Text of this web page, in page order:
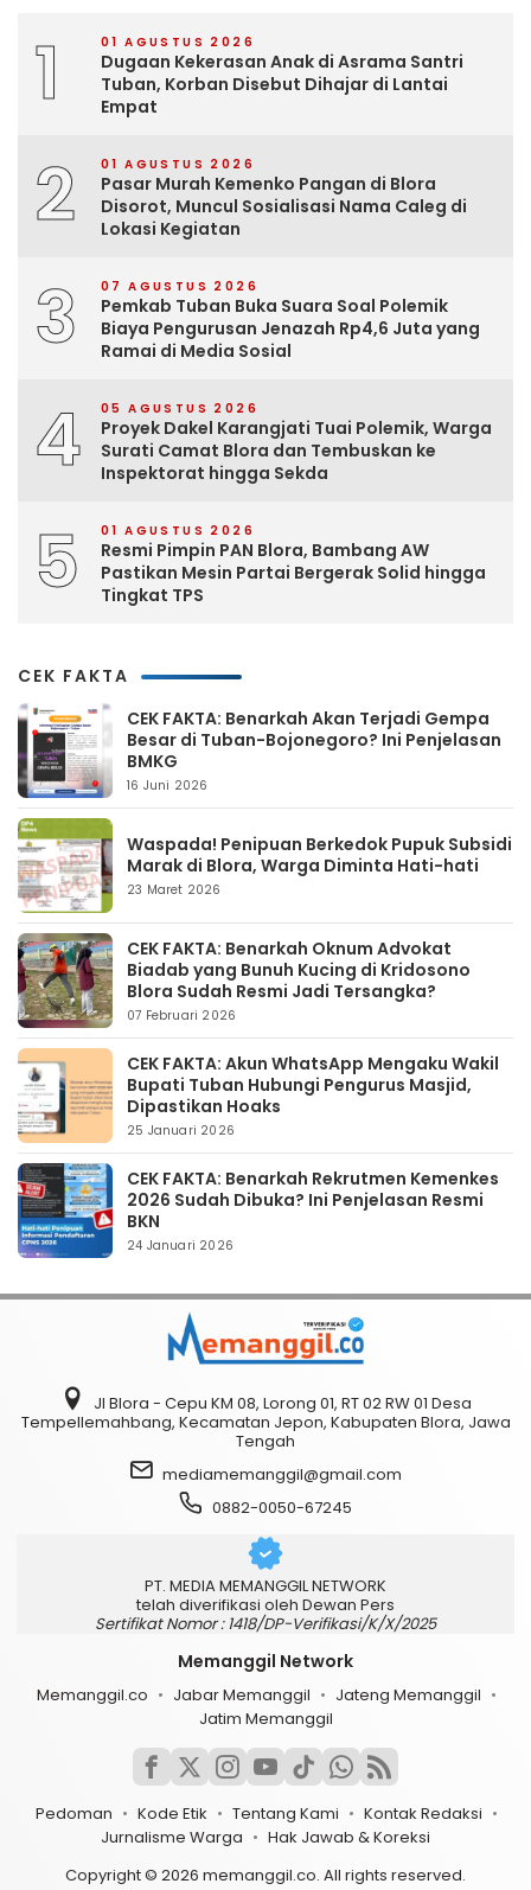
1 01 AGUSTUS 2026
Dugaan Kekerasan Anak di Asrama Santri
Tuban, Korban Disebut Dihajar di Lantai
Empat
2 01 AGUSTUS 2026
Pasar Murah Kemenko Pangan di Blora
Disorot, Muncul Sosialisasi Nama Caleg di
Lokasi Kegiatan
3 07 AGUSTUS 2026
Pemkab Tuban Buka Suara Soal Polemik
Biaya Pengurusan Jenazah Rp4,6 Juta yang
Ramai di Media Sosial
4 05 AGUSTUS 2026
Proyek Dakel Karangjati Tuai Polemik, Warga
Surati Camat Blora dan Tembuskan ke
Inspektorat hingga Sekda
5 01 AGUSTUS 2026
Resmi Pimpin PAN Blora, Bambang AW
Pastikan Mesin Partai Bergerak Solid hingga
Tingkat TPS
CEK FAKTA
CEK FAKTA: Benarkah Akan Terjadi Gempa
Besar di Tuban-Bojonegoro? Ini Penjelasan
BMKG
16 Juni 2026
Waspada! Penipuan Berkedok Pupuk Subsidi
Marak di Blora, Warga Diminta Hati-hati
23 Maret 2026
CEK FAKTA: Benarkah Oknum Advokat
Biadab yang Bunuh Kucing di Kridosono
Blora Sudah Resmi Jadi Tersangka?
07 Februari 2026
CEK FAKTA: Akun WhatsApp Mengaku Wakil
Bupati Tuban Hubungi Pengurus Masjid,
Dipastikan Hoaks
25 Januari 2026
CEK FAKTA: Benarkah Rekrutmen Kemenkes
2026 Sudah Dibuka? Ini Penjelasan Resmi
BKN
24 Januari 2026
Jl Blora - Cepu KM 08, Lorong 01, RT 02 RW 01 Desa
Tempellemahbang, Kecamatan Jepon, Kabupaten Blora, Jawa
Tengah
mediamemanggil@gmail.com
0882-0050-67245
PT. MEDIA MEMANGGIL NETWORK
telah diverifikasi oleh Dewan Pers
Sertifikat Nomor : 1418/DP-Verifikasi/K/X/2025
Memanggil Network
Memanggil.co Jabar Memanggil
Jateng Memanggil
Jatim Memanggil
Pedoman Kode Etik Tentang Kami
Kontak Redaksi
Jurnalisme Warga
Hak Jawab & Koreksi
Copyright © 2026 memanggil.co. All rights reserved.